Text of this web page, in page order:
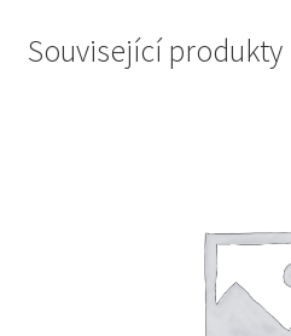
Související produkty